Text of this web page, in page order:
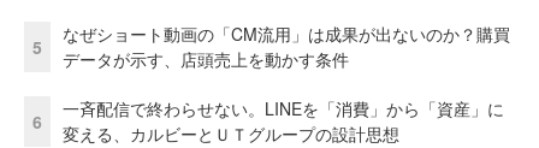
5
なぜショート動画の「CM流用」は成果が出ないのか？購買
データが示す、店頭売上を動かす条件
6
一斉配信で終わらせない。LINEを「消費」から「資産」に
変える、カルビーとＵＴグループの設計思想